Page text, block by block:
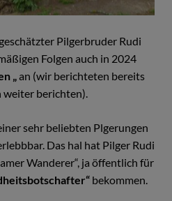
Pilgerbruder Rudi
Folgen auch in 2024
„an (wir berichteten bereits
weiter berichten).
sehr beliebten Plgerungen
Das hal hat Pilger Rudi
Wanderer“, ja öffentlich für
bekommen.